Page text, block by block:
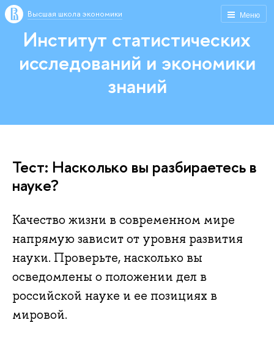
Меню
Высшая школа экономики
Институт статистических
исследований и экономики
знаний
Тест: Насколько вы разбираетесь в
науке?
Качество жизни в современном мире
напрямую зависит от уровня развития
науки. Проверьте, насколько вы
осведомлены о положении дел в
российской науке и ее позициях в
мировой.